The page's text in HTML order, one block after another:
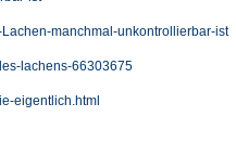
manchmal-unkontrollierbar-ist
lachens-66303675
eigentlich.html